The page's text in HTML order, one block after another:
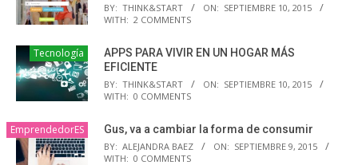
BY: THINK&START ON: SEPTIEMBRE 10, 2015
WITH: 2 COMMENTS
Tecnología
APPS PARA VIVIR EN UN HOGAR MÁS
EFICIENTE
BY: THINK&START ON: SEPTIEMBRE 10, 2015
WITH: 0 COMMENTS
EmprendedorES Gus, va a cambiar la forma de consumir
BY: ALEJANDRA BAEZ ON: SEPTIEMBRE 9, 2015
WITH: 0 COMMENTS